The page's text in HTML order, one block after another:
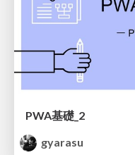
PWA基礎_2
gyarasu